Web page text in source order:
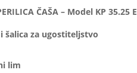
ČAŠA – Model KP 35.25 E
šalica za ugostiteljstvo
lim